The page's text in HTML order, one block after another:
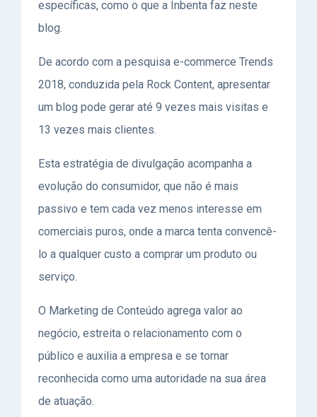
específicas, como o que a Inbenta faz neste
blog.
De acordo com a pesquisa e-commerce Trends
2018, conduzida pela Rock Content, apresentar
um blog pode gerar até 9 vezes mais visitas e
13 vezes mais clientes.
Esta estratégia de divulgação acompanha a
evolução do consumidor, que não é mais
passivo e tem cada vez menos interesse em
comerciais puros, onde a marca tenta convencê-
lo a qualquer custo a comprar um produto ou
serviço.
O Marketing de Conteúdo agrega valor ao
negócio, estreita o relacionamento com o
público e auxilia a empresa e se tornar
reconhecida como uma autoridade na sua área
de atuação.